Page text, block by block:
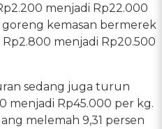
menjadi Rp22.000
kemasan bermerek
menjadi Rp20.500
sedang juga turun
menjadi Rp45.000 per kg.
melemah 9,31 persen